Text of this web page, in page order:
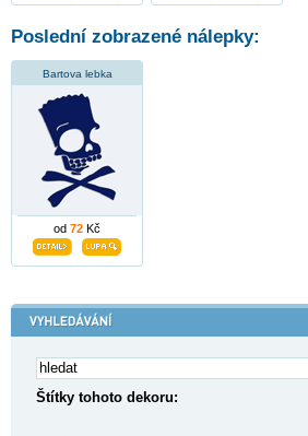
Poslední zobrazené nálepky:
Bartova lebka
od 72 Kč
Štítky tohoto dekoru: